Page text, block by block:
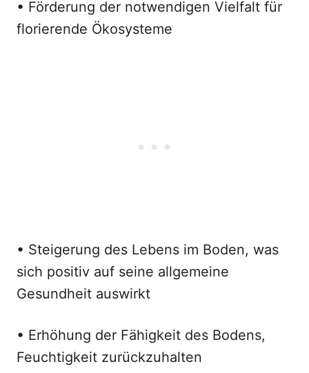
• Förderung der notwendigen Vielfalt für
florierende Ökosysteme
• Steigerung des Lebens im Boden, was
sich positiv auf seine allgemeine
Gesundheit auswirkt
• Erhöhung der Fähigkeit des Bodens,
Feuchtigkeit zurückzuhalten